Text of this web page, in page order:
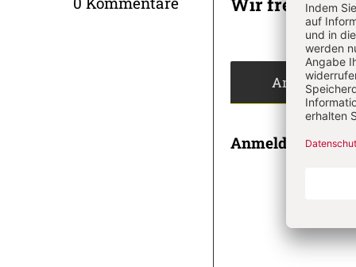
Anmeldung